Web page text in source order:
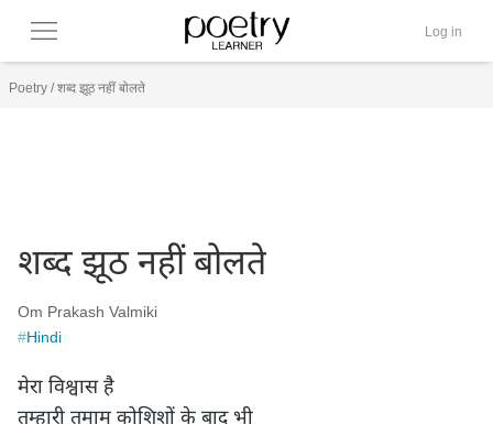
Log in
Poetry /शब्द झूठ नहीं बोलते
शब्द झूठ नहीं बोलते
Om Prakash Valmiki
#Hindi
मेरा विश्वास है
तुम्हारी तमाम कोशिशों के बाद भी